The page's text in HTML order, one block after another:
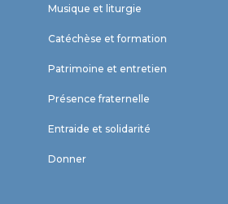
Musique et liturgie
Catéchèse et formation
Patrimoine et entretien
Présence fraternelle
Entraide et solidarité
Donner